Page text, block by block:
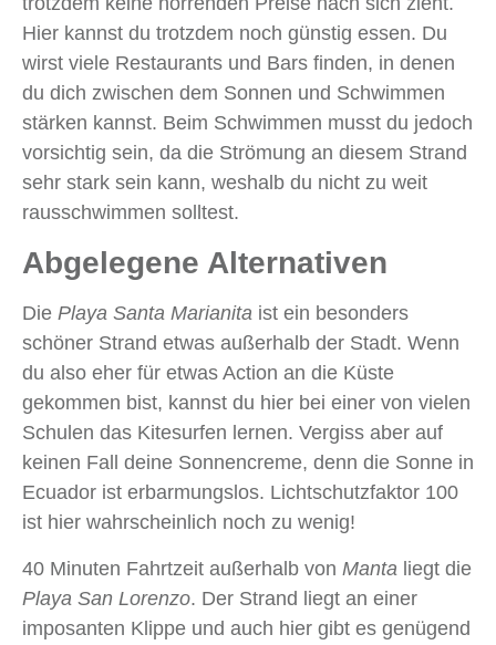
Hier kannst du trotzdem noch günstig essen. Du
wirst viele Restaurants und Bars finden, in denen
du dich zwischen dem Sonnen und Schwimmen
stärken kannst. Beim Schwimmen musst du jedoch
vorsichtig sein, da die Strömung an diesem Strand
sehr stark sein kann, weshalb du nicht zu weit
rausschwimmen solltest.
Abgelegene Alternativen
Die Playa Santa Marianita ist ein besonders
schöner Strand etwas außerhalb der Stadt. Wenn
du also eher für etwas Action an die Küste
gekommen bist, kannst du hier bei einer von vielen
Schulen das Kitesurfen lernen. Vergiss aber auf
keinen Fall deine Sonnencreme, denn die Sonne in
Ecuador ist erbarmungslos. Lichtschutzfaktor 100
ist hier wahrscheinlich noch zu wenig!
40 Minuten Fahrtzeit außerhalb von Manta liegt die
Playa San Lorenzo. Der Strand liegt an einer
imposanten Klippe und auch hier gibt es genügend